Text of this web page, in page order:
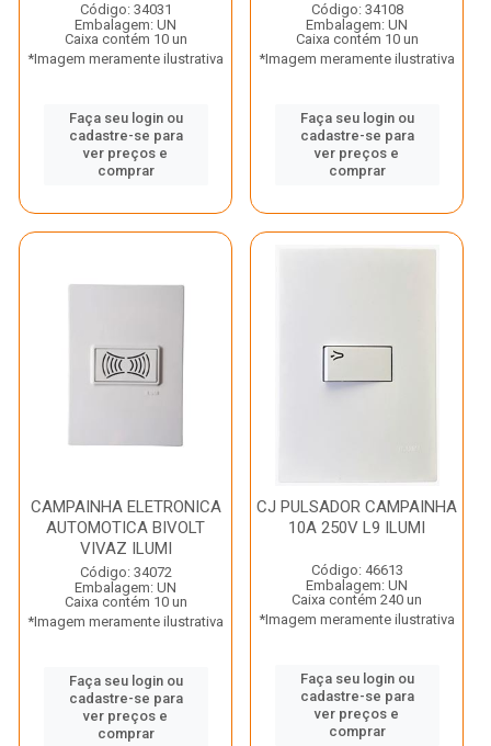
Código: 34031
Embalagem: UN
Caixa contém 10 un
*Imagem meramente ilustrativa
Faça seu login ou
cadastre-se para
ver preços e
comprar
Código: 34108
Embalagem: UN
Caixa contém 10 un
*Imagem meramente ilustrativa
Faça seu login ou
cadastre-se para
ver preços e
comprar
CAMPAINHA ELETRONICA
AUTOMOTICA BIVOLT
VIVAZ ILUMI
Código: 34072
Embalagem: UN
Caixa contém 10 un
*Imagem meramente ilustrativa
Faça seu login ou
cadastre-se para
ver preços e
comprar
CJ PULSADOR CAMPAINHA
10A 250V L9 ILUMI
Código: 46613
Embalagem: UN
Caixa contém 240 un
*Imagem meramente ilustrativa
Faça seu login ou
cadastre-se para
ver preços e
comprar